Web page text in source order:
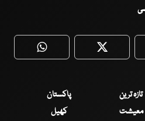
WhatsApp Twitter
تازہ ترین
پاکستان
معیشت
کھیل